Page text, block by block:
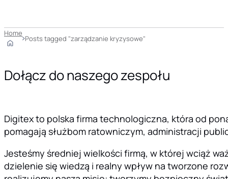
Home
Posts tagged "zarządzanie kryzysowe"
Dołącz do naszego zespołu
Digitex to polska firma technologiczna, która od
pomagają służbom ratowniczym, administracji
Jesteśmy średniej wielkości firmą, w której wciąż
dzielenie się wiedzą i realny wpływ na tworzone